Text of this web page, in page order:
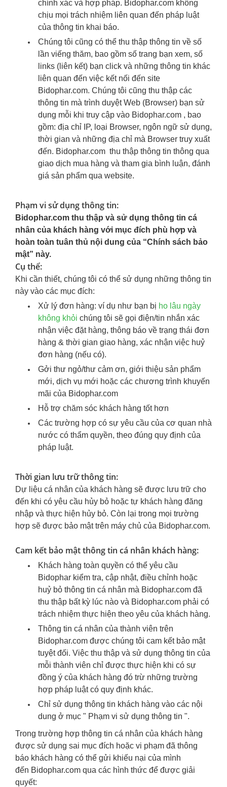
chính xác và hợp pháp. Bidophar.com không
chịu mọi trách nhiệm liên quan đến pháp luật
của thông tin khai báo.
Chúng tôi cũng có thể thu thập thông tin về số
lần viếng thăm, bao gồm số trang bạn xem, số
links (liên kết) bạn click và những thông tin khác
liên quan đến việc kết nối đến site
Bidophar.com. Chúng tôi cũng thu thập các
thông tin mà trình duyệt Web (Browser) bạn sử
dụng mỗi khi truy cập vào Bidophar.com , bao
gồm: địa chỉ IP, loại Browser, ngôn ngữ sử dụng,
thời gian và những địa chỉ mà Browser truy xuất
đến. Bidophar.com thu thập thông tin thông qua
giao dịch mua hàng và tham gia bình luận, đánh
giá sản phẩm qua website.
Phạm vi sử dụng thông tin:
Bidophar.com thu thập và sử dụng thông tin cá
nhân của khách hàng với mục đích phù hợp và
hoàn toàn tuân thủ nội dung của “Chính sách bảo
mật” này.
Cụ thể:
Khi cần thiết, chúng tôi có thể sử dụng những thông tin
này vào các mục đích:
Xử lý đơn hàng: ví dụ như bạn bị ho lâu ngày
không khỏi chúng tôi sẽ gọi điện/tin nhắn xác
nhận việc đặt hàng, thông báo về trạng thái đơn
hàng & thời gian giao hàng, xác nhận việc huỷ
đơn hàng (nếu có).
Gởi thư ngỏ/thư cảm ơn, giới thiệu sản phẩm
mới, dịch vụ mới hoặc các chương trình khuyến
mãi của Bidophar.com
Hỗ trợ chăm sóc khách hàng tốt hơn
Các trường hợp có sự yêu cầu của cơ quan nhà
nước có thẩm quyền, theo đúng quy định của
pháp luật.
Thời gian lưu trữ thông tin:
Dự liệu cá nhân của khách hàng sẽ được lưu trữ cho
đến khi có yêu cầu hủy bỏ hoặc tự khách hàng đăng
nhập và thực hiện hủy bỏ. Còn lại trong mọi trường
hợp sẽ được bảo mật trên máy chủ của Bidophar.com.
Cam kết bảo mật thông tin cá nhân khách hàng:
Khách hàng toàn quyền có thể yêu cầu
Bidophar kiểm tra, cập nhật, điều chỉnh hoặc
huỷ bỏ thông tin cá nhân mà Bidophar.com đã
thu thập bất kỳ lúc nào và Bidophar.com phải có
trách nhiệm thực hiện theo yêu của khách hàng.
Thông tin cá nhân của thành viên trên
Bidophar.com được chúng tôi cam kết bảo mật
tuyệt đối. Việc thu thập và sử dụng thông tin của
mỗi thành viên chỉ được thực hiện khi có sự
đồng ý của khách hàng đó trừ những trường
hợp pháp luật có quy định khác.
Chỉ sử dụng thông tin khách hàng vào các nội
dung ở mục " Phạm vi sử dụng thông tin ".
Trong trường hợp thông tin cá nhân của khách hàng
được sử dụng sai mục đích hoặc vi phạm đã thông
báo khách hàng có thể gửi khiếu nại của mình
đến Bidophar.com qua các hình thức để được giải
quyết: